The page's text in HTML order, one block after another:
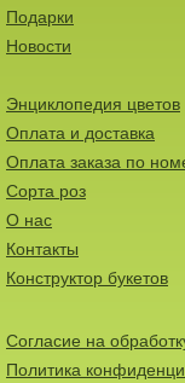
Подарки
Новости
Энциклопедия цветов
Оплата и доставка
Оплата заказа по
Сорта роз
О нас
Контакты
Конструктор букетов
Согласие на
Политика